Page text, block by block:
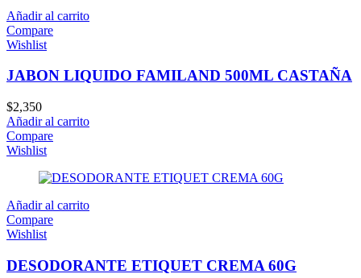
Añadir al carrito
Compare
Wishlist
JABON LIQUIDO FAMILAND 500ML CASTAÑA
$2,350
Añadir al carrito
Compare
Wishlist
Añadir al carrito
Compare
Wishlist
DESODORANTE ETIQUET CREMA 60G